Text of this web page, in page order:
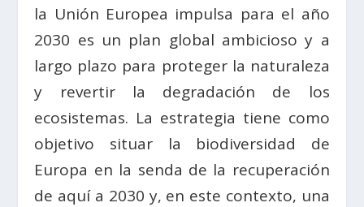
la Unión Europea impulsa para el año
2030 es un plan global ambicioso y a
largo plazo para proteger la naturaleza
y revertir la degradación de los
ecosistemas. La estrategia tiene como
objetivo situar la biodiversidad de
Europa en la senda de la recuperación
de aquí a 2030 y, en este contexto, una